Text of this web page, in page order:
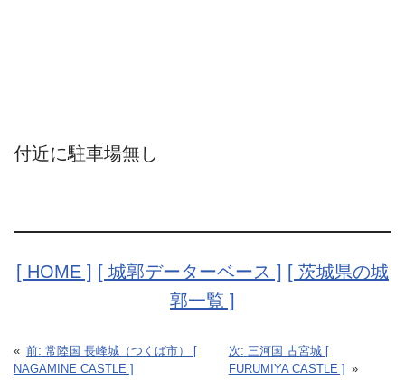
付近に駐車場無し
[ HOME ] [ 城郭データーベース ] [ 茨城県の城
郭一覧 ]
« 前: 常陸国 長峰城（つくば市） [
NAGAMINE CASTLE ]
次: 三河国 古宮城 [
FURUMIYA CASTLE ] »